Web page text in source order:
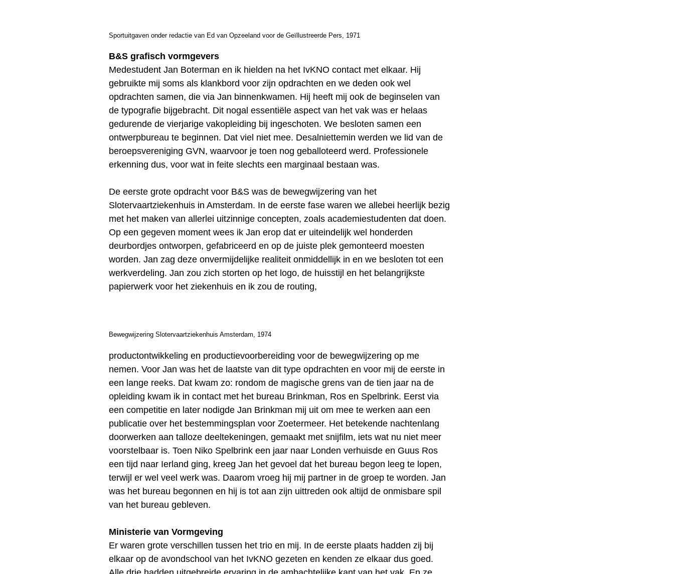
Sportuitgaven onder redactie van Ed van Opzeeland voor de Geïllustreerde Pers, 1971
B&S grafisch vormgevers
Medestudent Jan Boterman en ik hielden na het IvKNO contact met elkaar. Hij
gebruikte mij soms als klankbord voor zijn opdrachten en we deden ook wel
opdrachten samen, die via Jan binnenkwamen. Hij heeft mij ook de beginselen van
de typografie bijgebracht. Dit nogal essentiële aspect van het vak was er helaas
gedurende de vierjarige vakopleiding bij ingeschoten. We besloten samen een
ontwerpbureau te beginnen. Dat viel niet mee. Desalniettemin werden we lid van de
beroepsvereniging GVN, waarvoor je toen nog geballoteerd werd. Professionele
erkenning dus, voor wat in feite slechts een marginaal bestaan was.
De eerste grote opdracht voor B&S was de bewegwijzering van het
Slotervaartziekenhuis in Amsterdam. In de eerste fase waren we allebei heerlijk bezig
met het maken van allerlei uitzinnige concepten, zoals academiestudenten dat doen.
Op een gegeven moment wees ik Jan erop dat er uiteindelijk wel honderden
deurbordjes ontworpen, gefabriceerd en op de juiste plek gemonteerd moesten
worden. Jan zag deze onvermijdelijke realiteit onmiddellijk in en we besloten tot een
werkverdeling. Jan zou zich storten op het logo, de huisstijl en het belangrijkste
papierwerk voor het ziekenhuis en ik zou de routing,
Bewegwijzering Slotervaartziekenhuis Amsterdam, 1974
productontwikkeling en productievoorbereiding voor de bewegwijzering op me
nemen. Voor Jan was het de laatste van dit type opdrachten en voor mij de eerste in
een lange reeks. Dat kwam zo: rondom de magische grens van de tien jaar na de
opleiding kwam ik in contact met het bureau Brinkman, Ros en Spelbrink. Eerst via
een competitie en later nodigde Jan Brinkman mij uit om mee te werken aan een
publicatie over het bestemmingsplan voor Zoetermeer. Het betekende nachtenlang
doorwerken aan talloze deeltekeningen, gemaakt met snijfilm, iets wat nu niet meer
voorstelbaar is. Toen Niko Spelbrink een jaar naar Londen verhuisde en Guus Ros
een tijd naar Ierland ging, kreeg Jan het gevoel dat het bureau begon leeg te lopen,
terwijl er wel veel werk was. Daarom vroeg hij mij partner in de groep te worden. Jan
was het bureau begonnen en hij is tot aan zijn uittreden ook altijd de onmisbare spil
van het bureau gebleven.
Ministerie van Vormgeving
Er waren grote verschillen tussen het trio en mij. In de eerste plaats hadden zij bij
elkaar op de avondschool van het IvKNO gezeten en kenden ze elkaar dus goed.